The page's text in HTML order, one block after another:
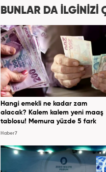
BUNLAR DA İLGİNİZİ
Hangi emekli ne kadar zam
alacak? Kalem kalem yeni maaş
tablosu! Memura yüzde 5 fark
Haber7